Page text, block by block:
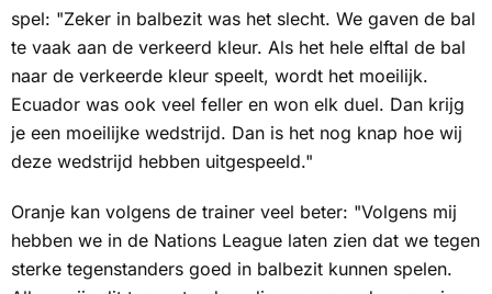
spel: "Zeker in balbezit was het slecht. We gaven de bal
te vaak aan de verkeerd kleur. Als het hele elftal de bal
naar de verkeerde kleur speelt, wordt het moeilijk.
Ecuador was ook veel feller en won elk duel. Dan krijg
je een moeilijke wedstrijd. Dan is het nog knap hoe wij
deze wedstrijd hebben uitgespeeld."
Oranje kan volgens de trainer veel beter: "Volgens mij
hebben we in de Nations League laten zien dat we tegen
sterke tegenstanders goed in balbezit kunnen spelen.